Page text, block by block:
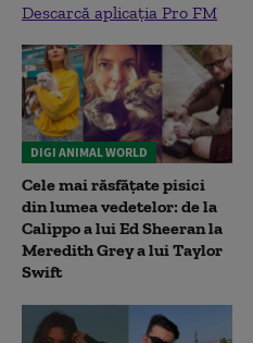
Descarcă aplicația Pro FM
DIGI ANIMAL WORLD
Cele mai răsfățate pisici
din lumea vedetelor: de la
Calippo a lui Ed Sheeran la
Meredith Grey a lui Taylor
Swift